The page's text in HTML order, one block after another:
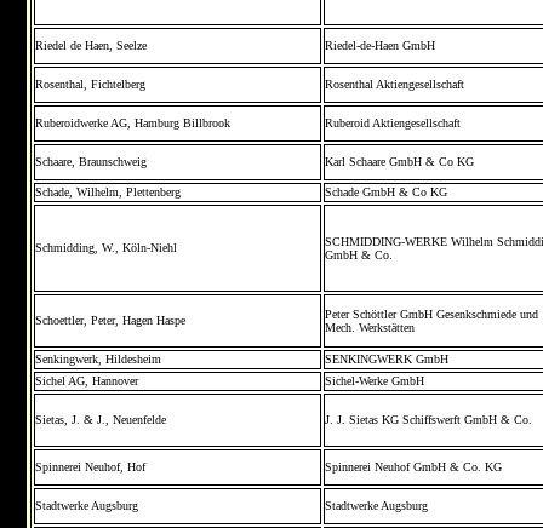
Riedel de Haen, Seelze Riedel-de-Haen GmbH
Rosenthal, Fichtelberg Rosenthal Aktiengesellschaft
Ruberoidwerke AG, Hamburg Billbrook Ruberoid Aktiengesellschaft
Schaare, Braunschweig Karl Schaare GmbH & Co KG
Schade, Wilhelm, Plettenberg Schade GmbH & Co KG
Schmidding, W., Köln-Niehl
SCHMIDDING-WERKE Wilhelm
GmbH & Co.
Schoettler, Peter, Hagen Haspe
Peter Schöttler GmbH Gesenkschmiede und
Mech. Werkstätten
Senkingwerk, Hildesheim
SENKINGWERK GmbH
Sichel AG, Hannover
Sichel-Werke GmbH
Sietas, J. & J., Neuenfelde J. J. Sietas KG Schiffswerft GmbH & Co.
Spinnerei Neuhof, Hof Spinnerei Neuhof GmbH & Co. KG
Stadtwerke Augsburg Stadtwerke Augsburg